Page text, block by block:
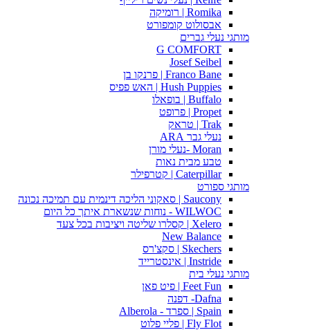
Romika | רומיקה
אבסולוט קומפורט
מותגי נעלי גברים
G COMFORT
Josef Seibel
Franco Bane | פרנקו בן
Hush Puppies | האש פפיס
Buffalo | בופאלו
Propet | פרופט
Trak | טראק
נעלי גבר ARA
Moran -נעלי מורן
טבע מבית נאות
Caterpillar | קטרפילר
מותגי ספורט
Saucony | סאקוני הליכה דינמית עם תמיכה נכונה
WILWOC - נוחות שנשארת איתך כל היום
Xelero | קסלרו שליטה ויציבות בכל צעד
New Balance
Skechers | סקצ'רס
Instride | אינסטרייד
מותגי נעלי בית
Feet Fun | פיט פאן
Dafna- דפנה
Spain | ספרד - Alberola
Fly Flot | פליי פלוט